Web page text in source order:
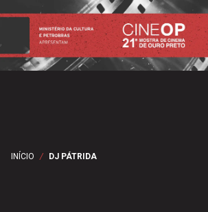
INÍCIO / DJ PÁTRIDA